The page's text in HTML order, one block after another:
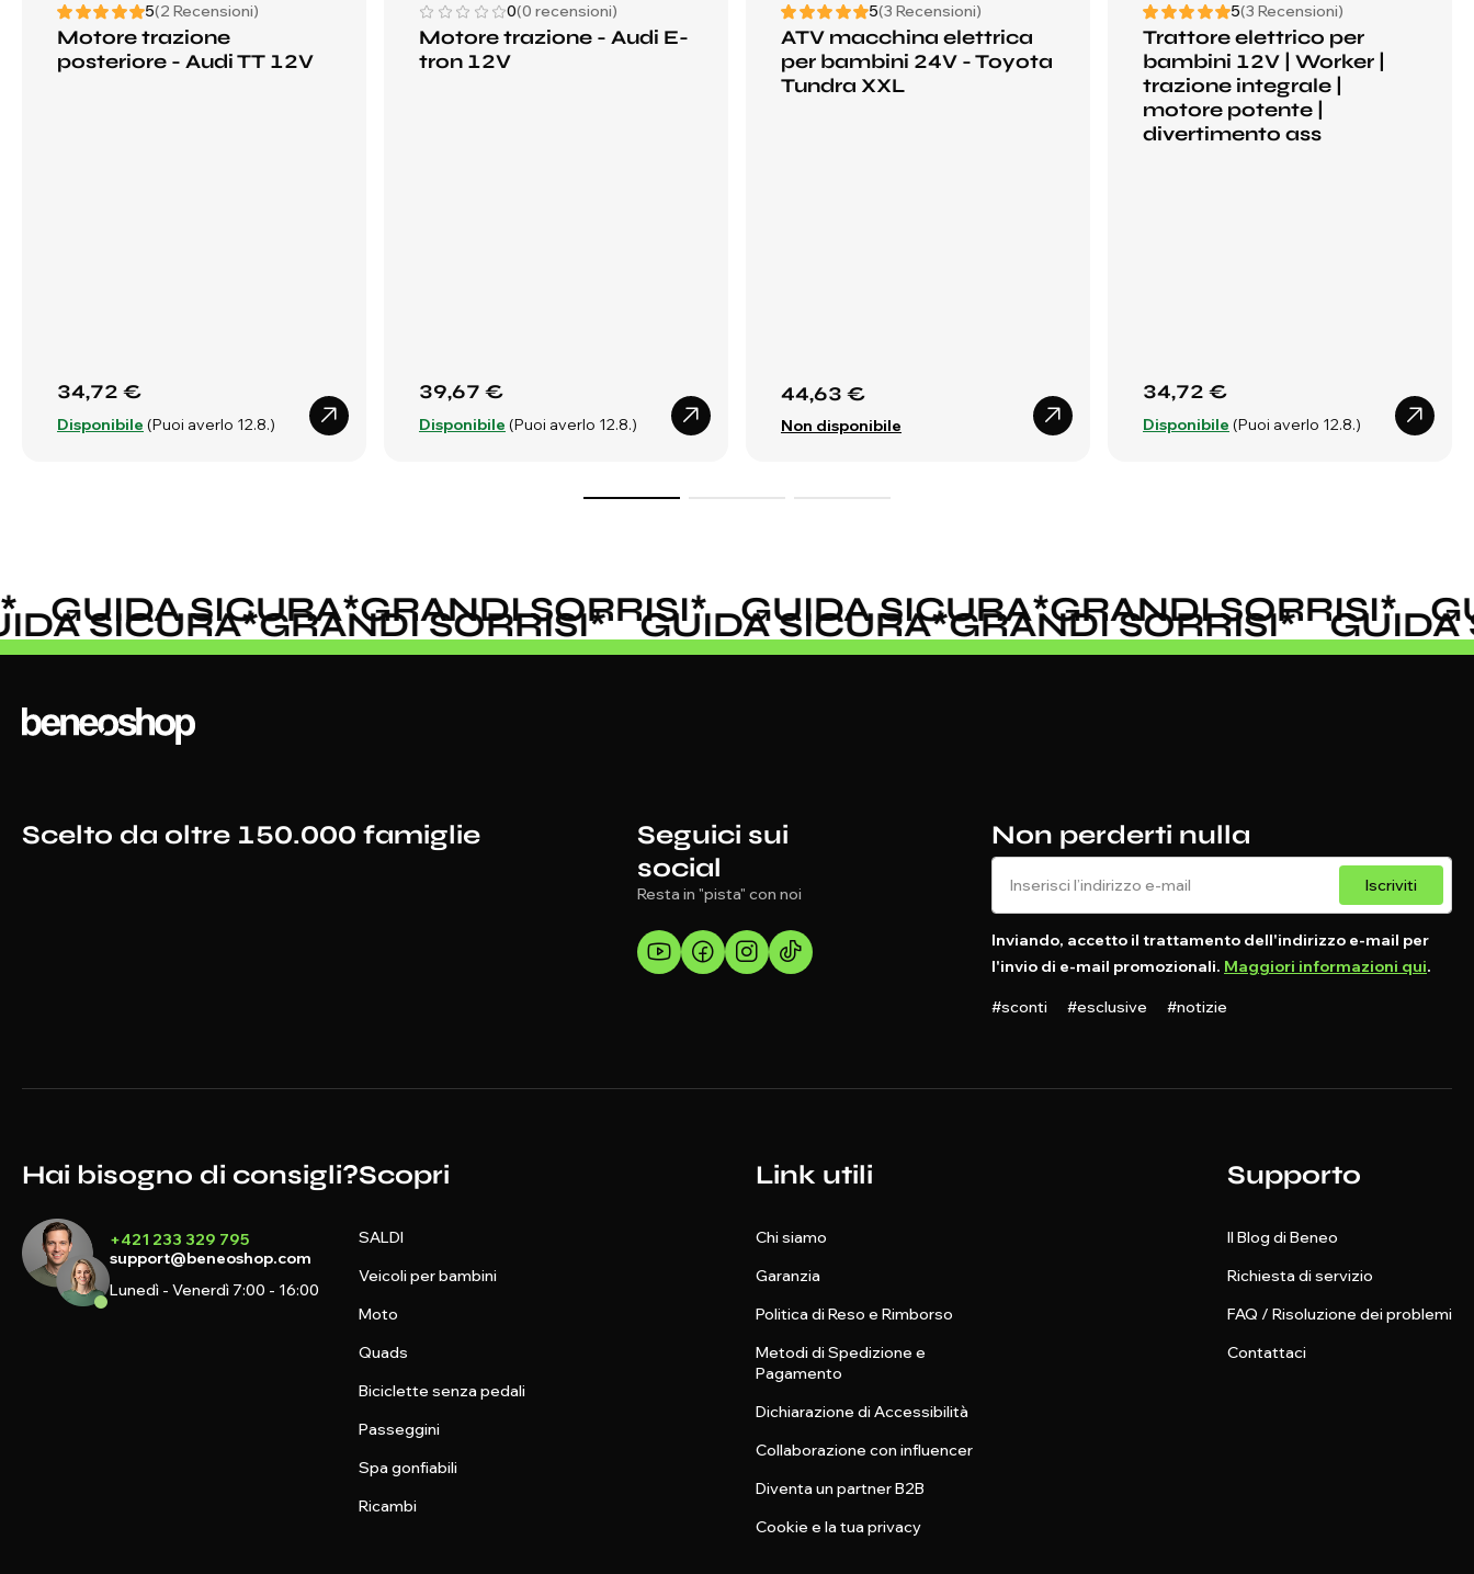
5(2 Recensioni)
Motore trazione
posteriore - Audi TT 12V
34,72 €
Disponibile (Puoi averlo 12.8.)
0(0 recensioni)
Motore trazione - Audi E-
tron 12V
39,67 €
Disponibile (Puoi averlo 12.8.)
5(3 Recensioni)
ATV macchina elettrica
per bambini 24V - Toyota
Tundra XXL
44,63 €
Non disponibile
5(3 Recensioni)
Trattore elettrico per
bambini 12V | Worker |
trazione integrale |
motore potente |
divertimento ass
34,72 €
Disponibile (Puoi averlo 12.8.)
GUIDA SICURA*GRANDI SORRISI* GUIDA SICURA*GRANDI SORRISI*
SICURA*GRANDI SORRISI* GUIDA SICURA*GRANDI SORRISI*
Scelto da oltre 150.000 famiglie
Seguici sui
social
Resta in "pista" con noi
Non perderti nulla
Iscriviti
Inviando, accetto il trattamento dell'indirizzo e-mail per
l'invio di e-mail promozionali. Maggiori informazioni qui.
#sconti #esclusive #notizie
Hai bisogno di consigli?
+421 233 329 795
support@beneoshop.com
Lunedì - Venerdì 7:00 - 16:00
Scopri
SALDI
Veicoli per bambini
Moto
Quads
Biciclette senza pedali
Passeggini
Spa gonfiabili
Ricambi
Link utili
Chi siamo
Garanzia
Politica di Reso e Rimborso
Metodi di Spedizione e
Pagamento
Dichiarazione di Accessibilità
Collaborazione con influencer
Diventa un partner B2B
Cookie e la tua privacy
Supporto
Il Blog di Beneo
Richiesta di servizio
FAQ / Risoluzione dei problemi
Contattaci